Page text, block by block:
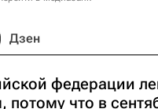
Дзен
федерации
потому что в